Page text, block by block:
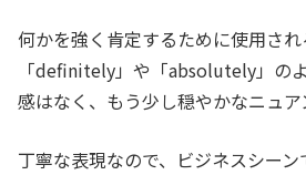
何かを強く肯定するために使用され
「definitely」や「absolutely」の
感はなく、もう少し穏やかなニュア
丁寧な表現なので、ビジネスシー